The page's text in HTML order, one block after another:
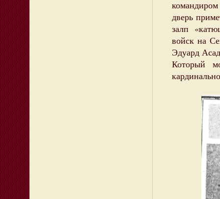
дверь
залп
войск на
Эдуард
Который